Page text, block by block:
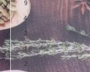
9
4
2
1
2